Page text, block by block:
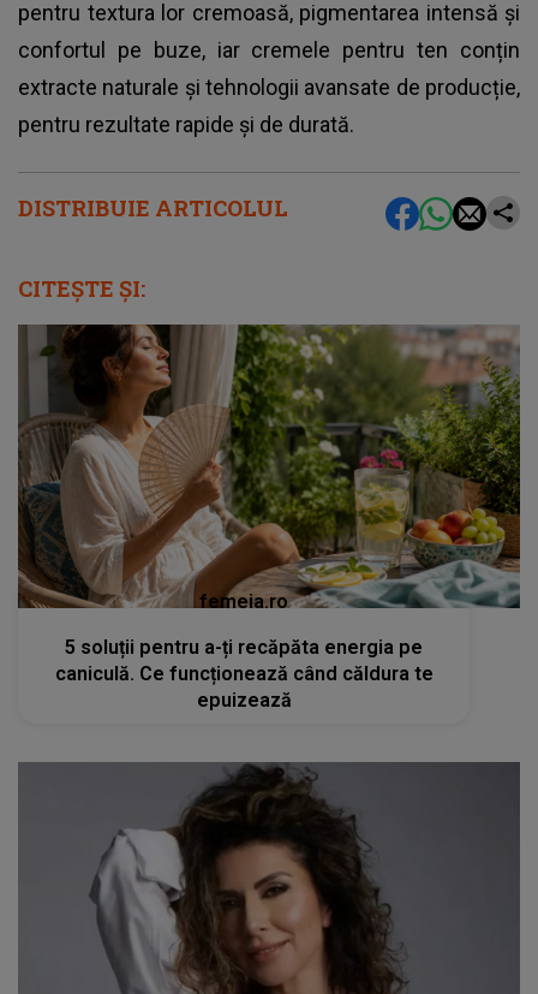
DISTRIBUIE ARTICOLUL
pentru textura lor cremoasă, pigmentarea intensă și
confortul pe buze, iar cremele pentru ten conțin
extracte naturale și tehnologii avansate de producție,
pentru rezultate rapide și de durată.
CITEȘTE ȘI:
femeia.ro
5 soluții pentru a-ți recăpăta energia pe
caniculă. Ce funcționează când căldura te
epuizează